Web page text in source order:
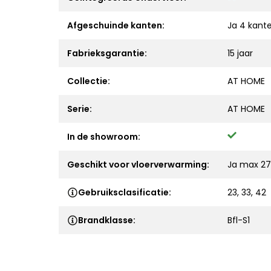
Afgeschuinde kanten: Ja 4
Fabrieksgarantie: 15 jaar
Collectie: AT HOME
Serie: AT HOME
In de showroom:
Geschikt voor vloerverwarming: Ja max
Gebruiksclasificatie: 23, 33, 42
Brandklasse: Bfl-S1